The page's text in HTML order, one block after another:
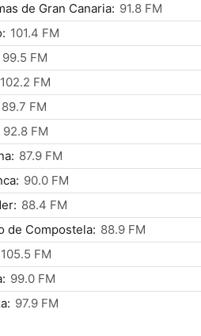
de Gran Canaria: 91.8 FM
101.4 FM
99.5 FM
102.2 FM
89.7 FM
92.8 FM
87.9 FM
90.0 FM
88.4 FM
de Compostela: 88.9 FM
105.5 FM
99.0 FM
97.9 FM